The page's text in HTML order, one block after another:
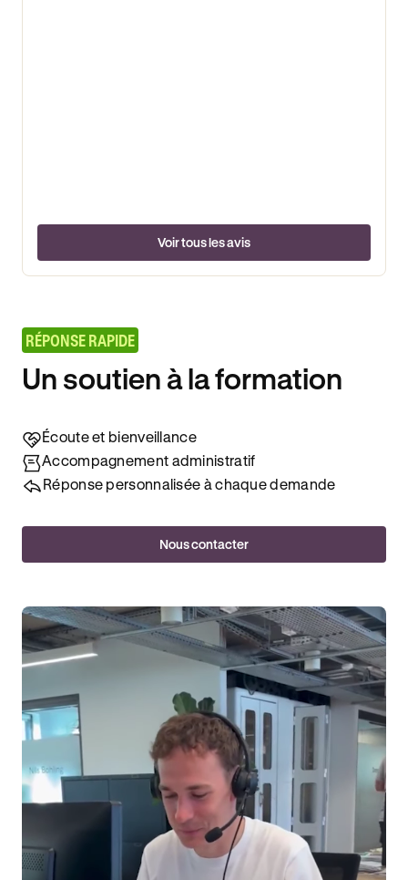
Voir tous les avis
RÉPONSE RAPIDE
Un soutien à la formation
Écoute et bienveillance
Accompagnement administratif
Réponse personnalisée à chaque demande
Nous contacter